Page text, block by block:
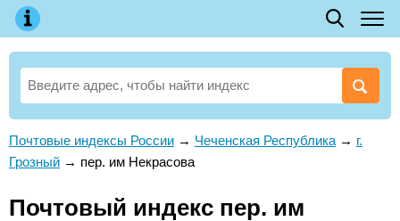
Почтовые индексы России → Чеченская Республика → г.
Грозный → пер. им Некрасова
Почтовый индекс пер. им